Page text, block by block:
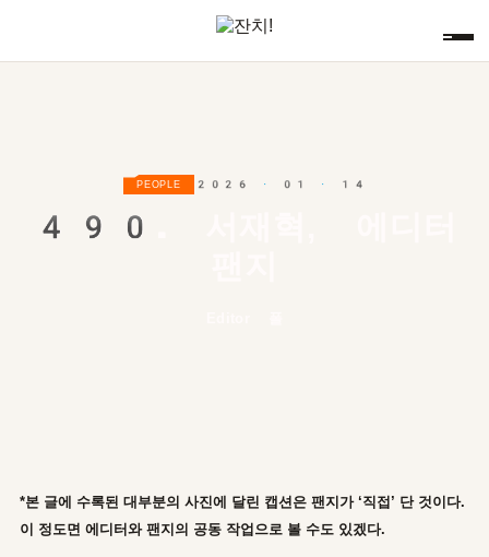
PEOPLE 2026 · 01 · 14
490.
*본 글에 수록된 대부분의 사진에 달린 캡션은 팬지가 ‘직접 ’ 단 것이다.
이 정도면 에디터와 팬지의 공동 작업으로 볼 수도 있겠다.